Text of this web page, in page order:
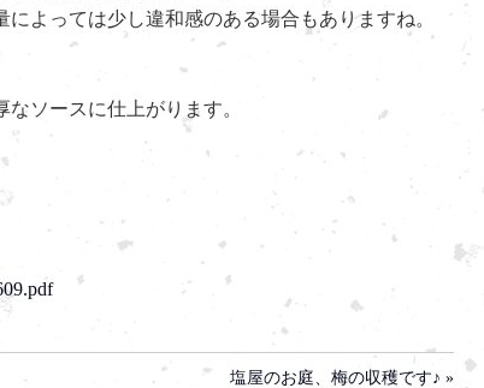
よっては少し違和感のある場合もありますね。
ソースに仕上がります。
塩屋のお庭、梅の収穫です♪ »